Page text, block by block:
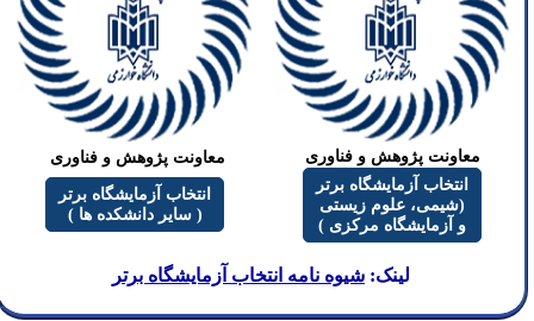
معاونت پژوهش و فناوری
معاونت پژوهش و فناوری
انتخاب آزمایشگاه برتر
(شیمی، علوم زیستی
و آزمایشگاه مرکزی )
انتخاب آزمایشگاه برتر
( سایر دانشکده ها )
لینک: شیوه نامه انتخاب آزمایشگاه برتر